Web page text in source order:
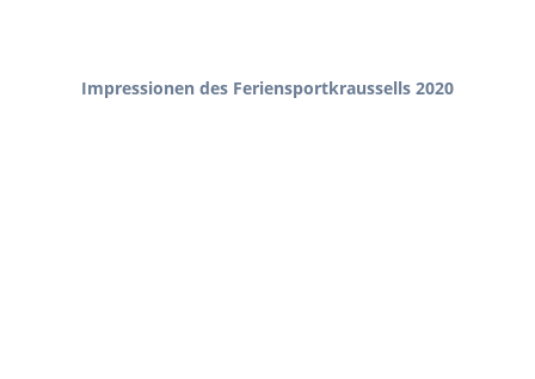
Impressionen des Feriensportkraussells 2020